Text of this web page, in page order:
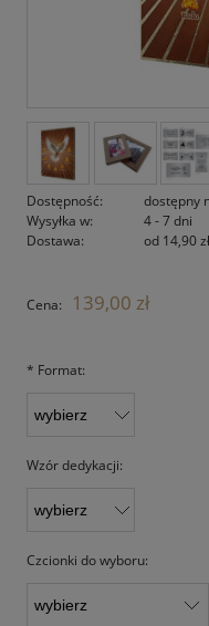
Dostępność:
dostępny
Wysyłka w:
4 - 7 dni
Dostawa:
od 14,90 zł
Cena nie zawiera
Cena: 139,00 zł
* Format:
Wzór dedykacji:
Czcionki do wyboru: